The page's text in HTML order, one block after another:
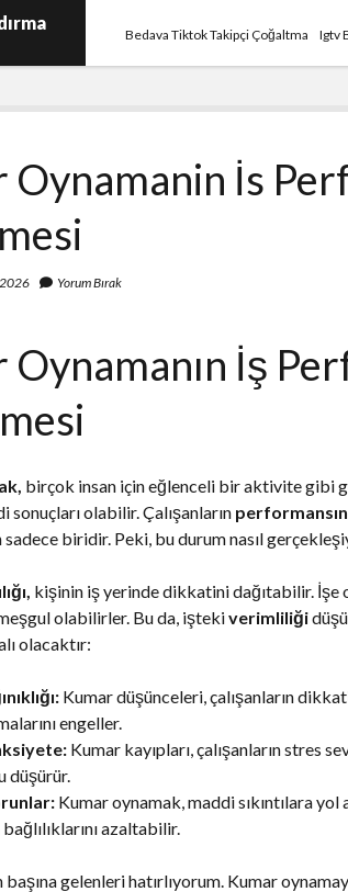
Bedava Tiktok Takipçi Çoğaltma Igtv
Oynamanin İs
Yorum Bırak
İş
birçok insan için eğlenceli bir aktivite gibi
sonuçları olabilir. Çalışanların
biridir. Peki, bu durum nasıl
kişinin iş yerinde dikkatini dağıtabilir. İşe
olabilirler. Bu da, iştekiverimliliği
olacaktır:
Kumar düşünceleri, çalışanların
engeller.
Kumar kayıpları, çalışanların stres
düşürür.
Kumar oynamak, maddi sıkıntılara yol
azaltabilir.
başına gelenleri hatırlıyorum. Kumar